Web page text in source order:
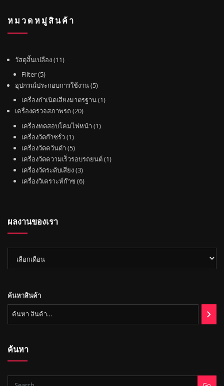
หมวดหมู่สินค้า
วัสดุสิ้นเปลือง 111
ค้
า
Filter 55
สิ
อุปกรณ์ประกอบการใช้งาน 55
สิ
า
เครื่องกำเนิดเสียงมาตรฐาน 11
เครื่องตรวจสภาพรถ 202
เครื่องทดสอบโคมไฟหน้า 11
ค้
เครื่องวัดก๊าซรั่ว 11
สิ
น
ค้
า
เครื่องวัดควันดำ 55
สิ
น
ค้
เครื่องวัดความเร็วรอบรถยนต์ 11
เครื่องวัดระดับเสียง 33
สิ
เครื่องวิเคราะห์ก๊าซ 66
ผลงานของเรา
งาน
ค้นหาสินค้า
ค้นหา